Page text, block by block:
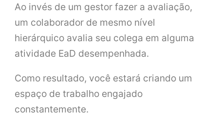
Ao invés de um gestor fazer a avaliação,
um colaborador de mesmo nível
hierárquico avalia seu colega em alguma
atividade EaD desempenhada.
Como resultado, você estará criando um
espaço de trabalho engajado
constantemente.